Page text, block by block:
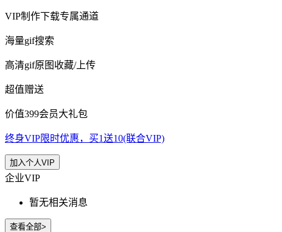
VIP制作下载专属通道
海量gif搜索
高清gif原图收藏/上传
超值赠送
价值399会员大礼包
终身VIP限时优惠，买1送10(联合VIP)
加入个人VIP
企业VIP
暂无相关消息
查看全部>